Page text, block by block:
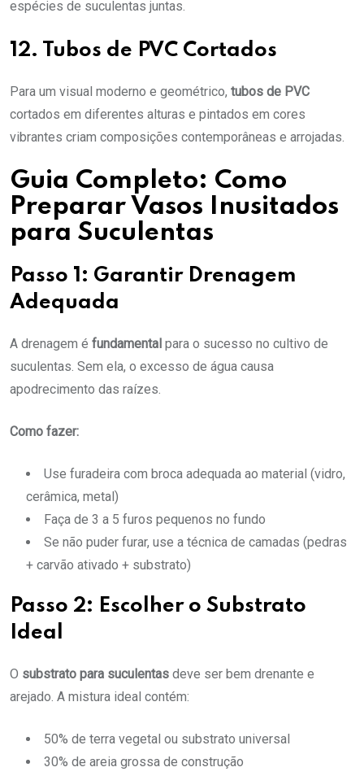
espécies de suculentas juntas.
12. Tubos de PVC Cortados
Para um visual moderno e geométrico, tubos de PVC
cortados em diferentes alturas e pintados em cores
vibrantes criam composições contemporâneas e arrojadas.
Guia Completo: Como
Preparar Vasos Inusitados
para Suculentas
Passo 1: Garantir Drenagem
Adequada
A drenagem é fundamental para o sucesso no cultivo de
suculentas. Sem ela, o excesso de água causa
apodrecimento das raízes.
Como fazer:
Use furadeira com broca adequada ao material (vidro,
cerâmica, metal)
Faça de 3 a 5 furos pequenos no fundo
Se não puder furar, use a técnica de camadas (pedras
+ carvão ativado + substrato)
Passo 2: Escolher o Substrato
Ideal
O substrato para suculentas deve ser bem drenante e
arejado. A mistura ideal contém:
50% de terra vegetal ou substrato universal
30% de areia grossa de construção